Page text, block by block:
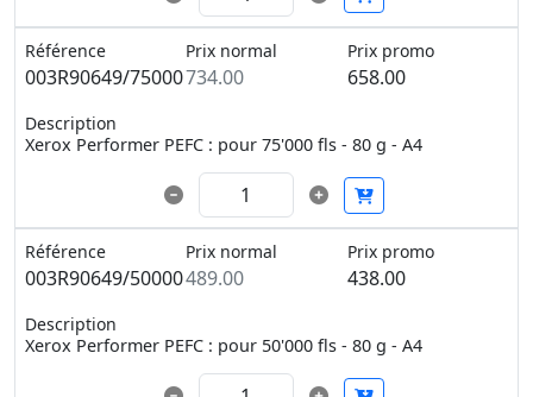
Référence
003R90649/75000
Prix normal
734.00
Prix promo
658.00
Description
Xerox Performer PEFC : pour 75'000 fls - 80 g - A4
Référence
003R90649/50000
Prix normal
489.00
Prix promo
438.00
Description
Xerox Performer PEFC : pour 50'000 fls - 80 g - A4